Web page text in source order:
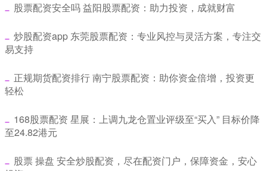
​股票配资安全吗 益阳股票配资：助力投资，成就财富
​炒股配资app 东莞股票配资：专业风控与灵活方案，专注交
易支持
​正规期货配资排行 南宁股票配资：助你资金倍增，投资更
轻松
​168股票配资 星展：上调九龙仓置业评级至“买入” 目标价降
至24.82港元
​股票 操盘 安全炒股配资，尽在配资门户，保障资金，安心